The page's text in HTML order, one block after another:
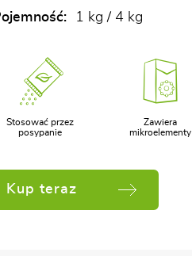
1 kg / 4 kg
Stosować przez
posypanie
Zawiera
mikroelementy
Kup teraz